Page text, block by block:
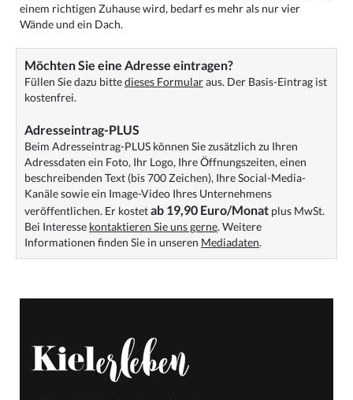
einem richtigen Zuhause wird, bedarf es mehr als nur vier
Wände und ein Dach.
Möchten Sie eine Adresse eintragen?
Füllen Sie dazu bittedieses Formularaus. Der Basis-Eintrag ist
kostenfrei.
Adresseintrag-PLUS
Beim Adresseintrag-PLUS können Sie zusätzlich zu Ihren
Adressdaten ein Foto, Ihr Logo, Ihre Öffnungszeiten, einen
beschreibenden Text (bis 700 Zeichen), Ihre Social-Media-
Kanäle sowie ein Image-Video Ihres Unternehmens
veröffentlichen. Er kostetab 19,90 Euro/Monat plus MwSt.
Bei Interesse kontaktieren Sie uns gerne. Weitere
Informationen finden Sie in unseren Mediadaten.